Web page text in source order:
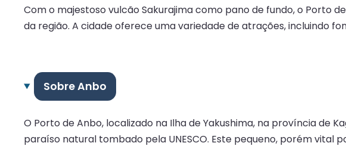
Com o majestoso vulcão Sakurajima como pano de fundo, o Porto
da região. A cidade oferece uma variedade de atrações, incluindo
Sobre Anbo
O Porto de Anbo, localizado na Ilha de Yakushima, na província de
paraíso natural tombado pela UNESCO. Este pequeno, porém